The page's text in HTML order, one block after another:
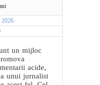
un mijloc
acide,
unui jurnalist